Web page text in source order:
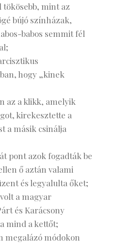
tökösebb, mint az
bújó színházak,
babos semmit fél
hogy „kinek
az a klikk, amelyik
kirekesztette a
a másik csinálja
pont azok fogadták be
ő aztán valami
és legyalulta őket;
a magyar
és Karácsony
mind a kettőt;
megalázó módokon